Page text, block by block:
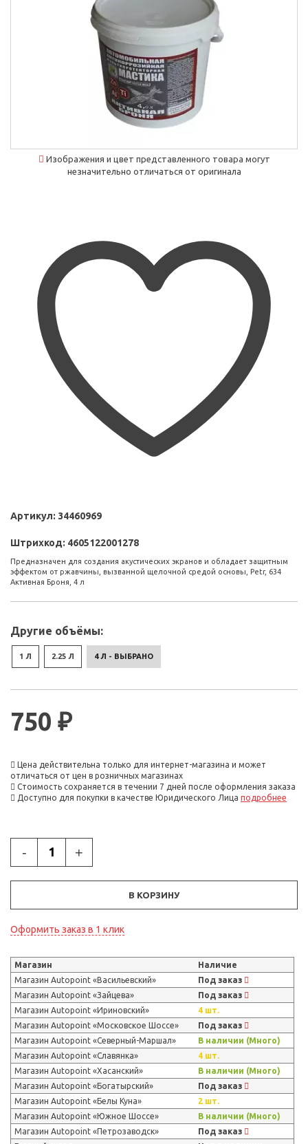
Изображения и цвет представленного товара могут
незначительно отличаться от оригинала
Артикул: 34460969
Штрихкод: 4605122001278
Предназначен для создания акустических экранов и обладает защитным
эффектом от ржавчины, вызванной щелочной средой основы, Petr, 634
Активная Броня, 4 л
Другие объёмы:
1 Л 2.25 Л 4 Л - ВЫБРАНО
750 ₽
Цена действительна только для интернет-магазина и может
отличаться от цен в розничных магазинах
Стоимость сохраняется в течении 7 дней после оформления заказа
Доступно для покупки в качестве Юридического Лица подробнее
- +
В КОРЗИНУ
Оформить заказ в 1 клик
Магазин
Наличие
Магазин Autopoint «Васильевский»
Под заказ
Магазин Autopoint «Зайцева»
Под заказ
Магазин Autopoint «Ириновский»
4 шт.
Магазин Autopoint «Московское Шоссе»
Под заказ
Магазин Autopoint «Северный-Маршал»
В наличии (Много)
Магазин Autopoint «Славянка»
4 шт.
Магазин Autopoint «Хасанский»
В наличии (Много)
Магазин Autopoint «Богатырский»
Под заказ
Магазин Autopoint «Белы Куна»
2 шт.
Магазин Autopoint «Южное Шоссе»
В наличии (Много)
Магазин Autopoint «Петрозаводск»
Под заказ